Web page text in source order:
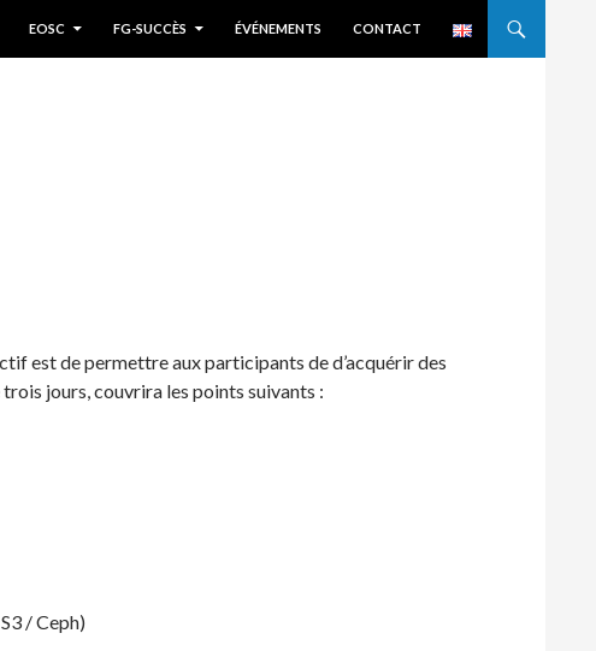
EOSC FG-SUCCÈS ÉVÉNEMENTS CONTACT
est de permettre aux participants de d’acquérir des
trois jours, couvrira les points suivants :
/ Ceph)